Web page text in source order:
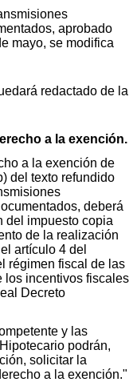
aprobado
mayo, se modifica
redactado de la
a la exención.
a la exención de
del texto refundido
deberá
del impuesto copia
de la realización
artículo 4 del
régimen fiscal de las
los incentivos fiscales
Decreto
y las
podrán,
solicitar la
a la exención."